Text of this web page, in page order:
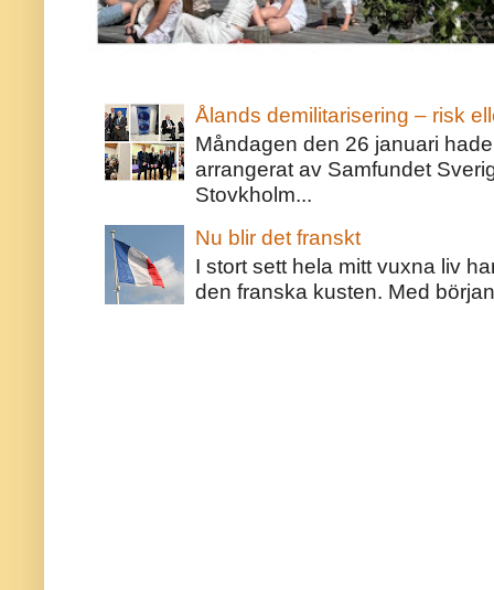
Ålands demilitarisering – risk
Måndagen den 26 januari
arrangerat av Samfundet
Stovkholm...
Nu blir det franskt
I stort sett hela mitt vuxna liv
den franska kusten. Med